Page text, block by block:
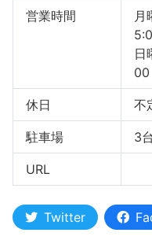
営業時間
月
日
00
休日 不
駐車場 3
URL
Twitter